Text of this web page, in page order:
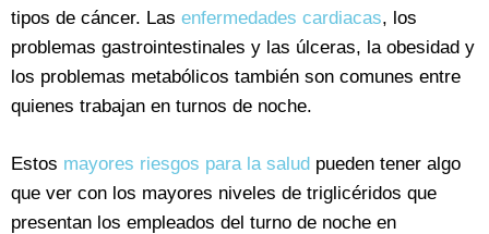
tipos de cáncer. Las enfermedades cardiacas, los
problemas gastrointestinales y las úlceras, la obesidad y
los problemas metabólicos también son comunes entre
quienes trabajan en turnos de noche.
Estos mayores riesgos para la salud pueden tener algo
que ver con los mayores niveles de triglicéridos que
presentan los empleados del turno de noche en